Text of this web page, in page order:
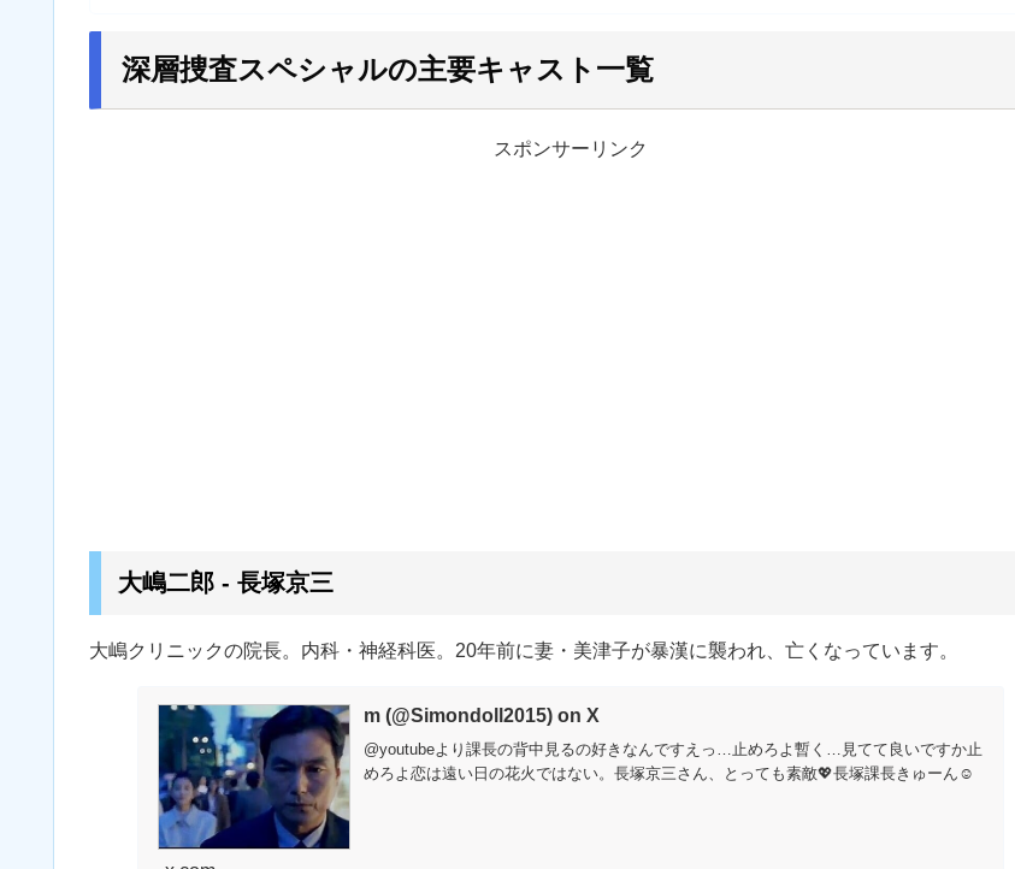
深層捜査スペシャルの主要キャスト一覧
スポンサーリンク
大嶋二郎 - 長塚京三
大嶋クリニックの院長。内科・神経科医。20年前に妻・美津子が暴漢に襲われ、亡くなっています。
m (@Simondoll2015) on X
@youtubeより課長の背中見るの好きなんですえっ…止めろよ暫く…見てて良いですか止
めろよ恋は遠い日の花火ではない。長塚京三さん、とっても素敵💖長塚課長きゅーん☺️